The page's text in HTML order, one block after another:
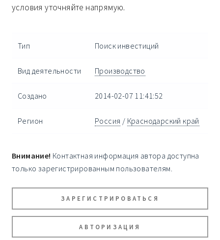
условия уточняйте напрямую.
Тип Поиск инвестиций
Вид деятельности Производство
Создано 2014-02-07 11:41:52
Регион Россия / Краснодарский край
Внимание! Контактная информация автора доступна
только зарегистрированным пользователям.
ЗАРЕГИСТРИРОВАТЬСЯ
АВТОРИЗАЦИЯ